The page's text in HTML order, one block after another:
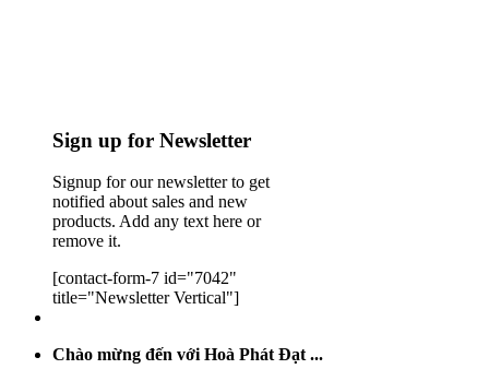
Sign up for Newsletter
Signup for our newsletter to get
notified about sales and new
products. Add any text here or
remove it.
[contact-form-7 id="7042"
title="Newsletter Vertical"]
Chào mừng đến với Hoà Phát Đạt ...